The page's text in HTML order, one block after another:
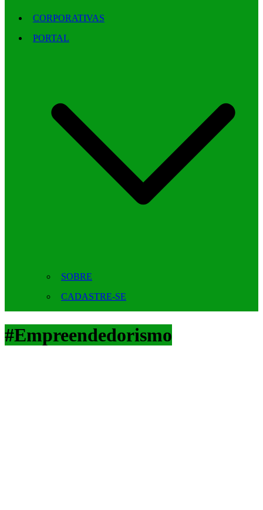
CORPORATIVAS
PORTAL
SOBRE
CADASTRE-SE
#Empreendedorismo